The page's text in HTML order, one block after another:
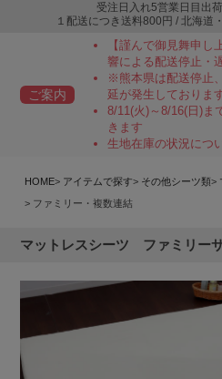
受注日入れ5営業日目出
１配送につき送料800円 / 北海道
ご案内
【謹んで御見舞申
響による配送停止・
※熊本県は配送停止
延が発生しておりま
8/11(火)～8/16(日)ま
きます
生地在庫の状況につ
HOME アイテムで探す その他シーツ類
ファミリー・複数連結
マットレスシーツ ファミリー